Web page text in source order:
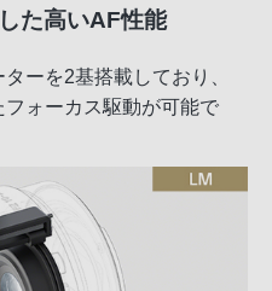
た高いAF性能
ーを2基搭載しており、
ォーカス駆動が可能で